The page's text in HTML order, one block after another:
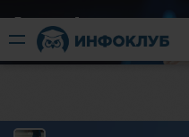
Быстрый разгон
​в короткие сроки